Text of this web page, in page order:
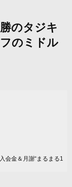
のタジキ
のミドル
会金＆月謝“まるまる1